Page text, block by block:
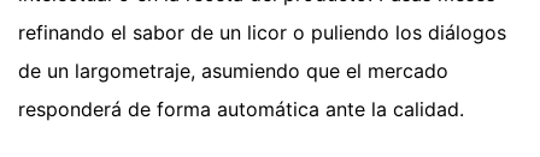
refinando el sabor de un licor o puliendo los diálogos
de un largometraje, asumiendo que el mercado
responderá de forma automática ante la calidad.